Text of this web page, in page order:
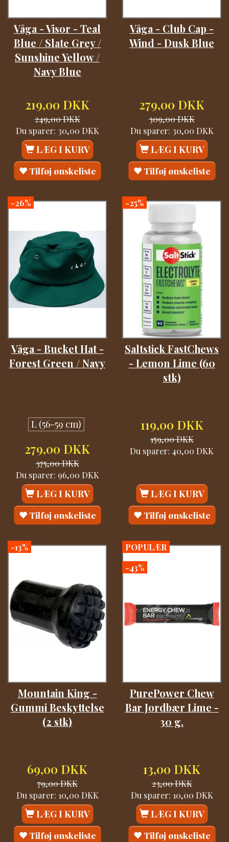
Våga - Visor - Teal
Blue / Slate Grey /
Sunshine Yellow /
Navy Blue
219,00 DKK
249,00 DKK
Du sparer: 30,00 DKK
LÆG I KURV
Tilføj ønskeliste
Våga - Club Cap -
Wind - Dusk Blue
279,00 DKK
309,00 DKK
Du sparer: 30,00 DKK
LÆG I KURV
Tilføj ønskeliste
-26%
Våga - Bucket Hat -
Forest Green / Navy
L (56-59 cm)
279,00 DKK
375,00 DKK
Du sparer: 96,00 DKK
LÆG I KURV
Tilføj ønskeliste
-25%
Saltstick FastChews
- Lemon Lime (60
stk)
119,00 DKK
159,00 DKK
Du sparer: 40,00 DKK
LÆG I KURV
Tilføj ønskeliste
-13%
Mountain King -
Gummi Beskyttelse
(2 stk)
69,00 DKK
79,00 DKK
Du sparer: 10,00 DKK
LÆG I KURV
Tilføj ønskeliste
POPULÆR
-43%
PurePower Chew
Bar Jordbær Lime -
30 g.
13,00 DKK
23,00 DKK
Du sparer: 10,00 DKK
LÆG I KURV
Tilføj ønskeliste